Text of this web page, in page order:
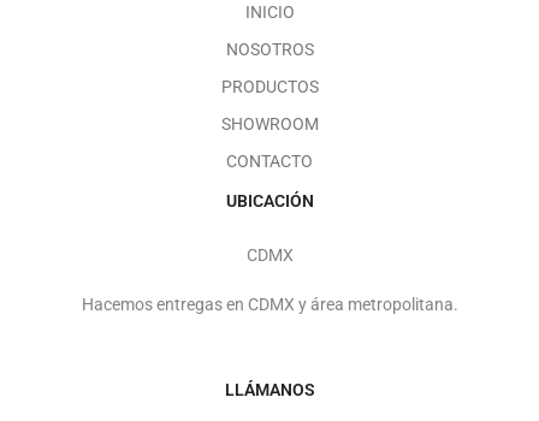
INICIO
NOSOTROS
PRODUCTOS
SHOWROOM
CONTACTO
UBICACIÓN
CDMX
Hacemos entregas en CDMX y área metropolitana.
LLÁMANOS